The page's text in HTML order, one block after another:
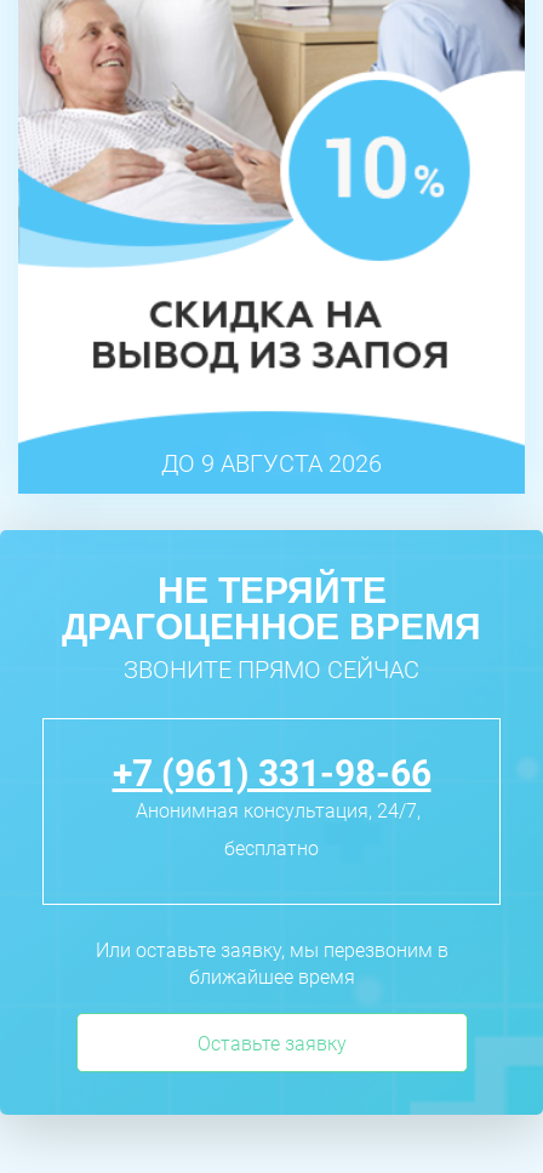
ДО 9 АВГУСТА 2026
НЕ ТЕРЯЙТЕ
ДРАГОЦЕННОЕ ВРЕМЯ
ЗВОНИТЕ ПРЯМО СЕЙЧАС
+7 (961) 331-98-66
Анонимная консультация, 24/7,
бесплатно
Или оставьте заявку, мы перезвоним в
ближайшее время
Оставьте заявку